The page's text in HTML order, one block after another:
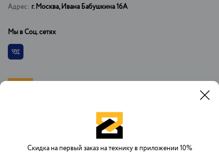
При копировании материалов установка ссылки на официальный
сайт РусТехника.ру обязательна. При регистрации на сайте вы
соглашаетесь с договором оферты об оказании платных услуг.
Адрес: г. Москва, Ивана Бабушкина 16А
Мы в Соц. сетях
Vkontakte
Скидка на первый заказ на технику в приложении 10%